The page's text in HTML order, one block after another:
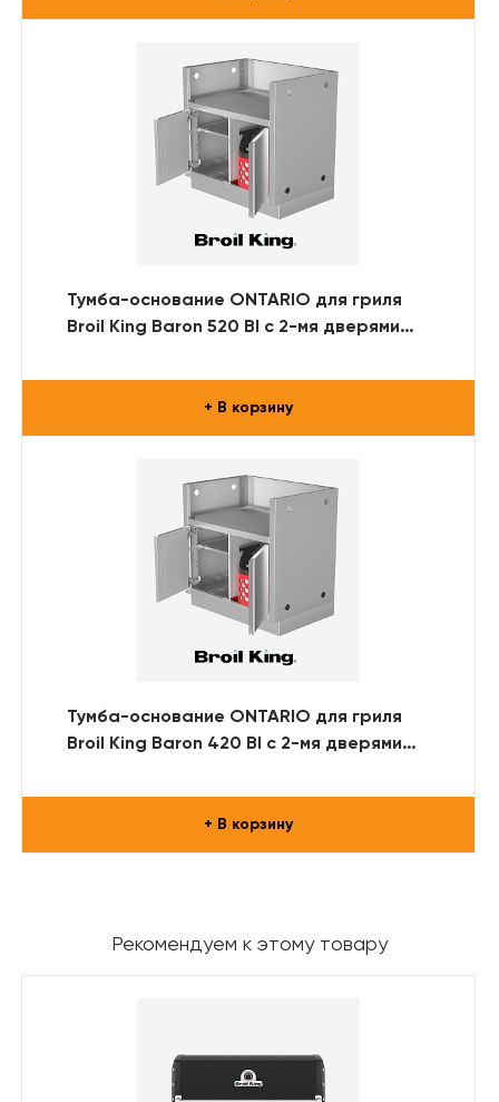
Тумба-основание ONTARIO для гриля
Broil King Baron 520 BI с 2-мя дверями
+ В корзину
Тумба-основание ONTARIO для гриля
Broil King Baron 420 BI с 2-мя дверями
+ В корзину
Рекомендуем к этому товару